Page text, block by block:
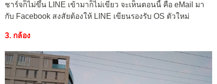
ชาร์จก็ไม่ขึ้น LINE เข้ามาก็ไม่เขียว จะเห็นตอนนี้ คือ eMail มา
กับ Facebook สงสัยต้องให้ LINE เขียนรองรับ OS ตัวใหม่
3. กล้อง